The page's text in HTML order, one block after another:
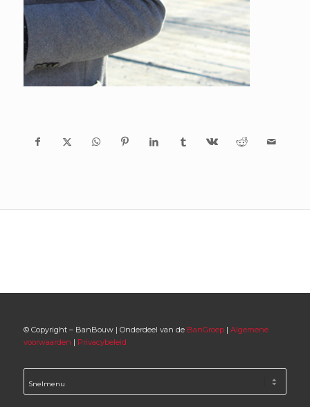
© Copyright – BanBouw | Onderdeel van de BanGroep| Algemene
voorwaarden | Privacybeleid